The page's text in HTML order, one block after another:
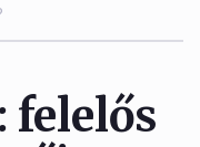
felelős